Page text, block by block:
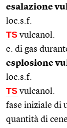
esalazione
loc.s.f.
TS vulcanol.
e. di gas
esplosione
loc.s.f.
TS vulcanol.
fase iniziale di
quantità di